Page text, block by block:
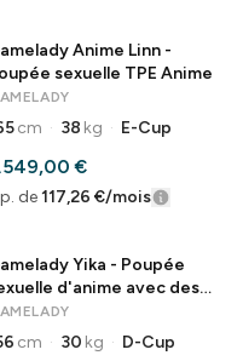
Anime Linn -
sexuelle TPE Anime
cm · 38 kg · E-Cup
€
de117,26 €/mois
Yika - Poupée
d'anime avec des
bleu clair
cm · 30 kg · D-Cup